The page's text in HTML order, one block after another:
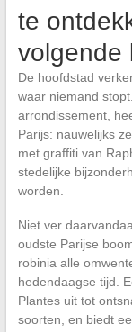
te
volgende
De hoofdstad
waar niemand
arrondissement,
Parijs: nauwelijks
met graffiti van
stedelijke
worden.
Niet ver
oudste Parijse
robinia alle
hedendaagse tijd.
Plantes uit tot
soorten, en biedt